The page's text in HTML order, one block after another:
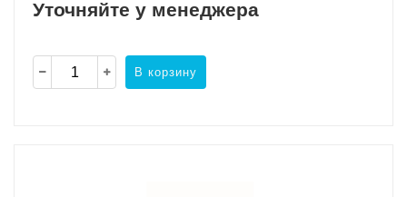
Уточняйте у менеджера
В корзину